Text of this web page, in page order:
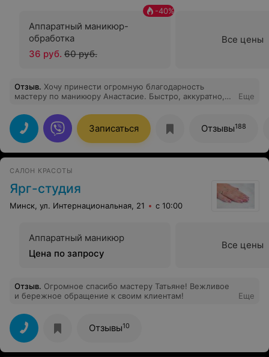
Аппаратный маникюр-
обработка
-40%
36 руб. 60 руб.
Все цены
Отзыв. Хочу принести огромную благодарность
мастеру по маникюру Анастасие. Быстро, аккуратно,
Еще
Записаться Отзывы188
САЛОН КРАСОТЫ
Ярг-студия
Минск, ул. Интернациональная, 21 с 10:00
Аппаратный маникюр
Цена по запросу
Все цены
Отзыв. Огромное спасибо мастеру Татьяне! Вежливое
и бережное обращение к своим клиентам!
Еще
Отзывы10